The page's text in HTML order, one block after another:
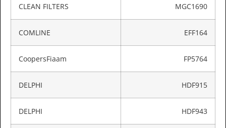
CLEAN FILTERS MGC1690
COMLINE EFF164
CoopersFiaam FP5764
DELPHI HDF915
DELPHI HDF943